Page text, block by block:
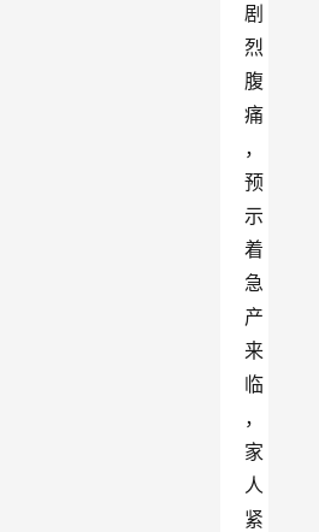
剧
烈
腹
痛
，
预
示
着
急
产
来
临
，
家
人
紧